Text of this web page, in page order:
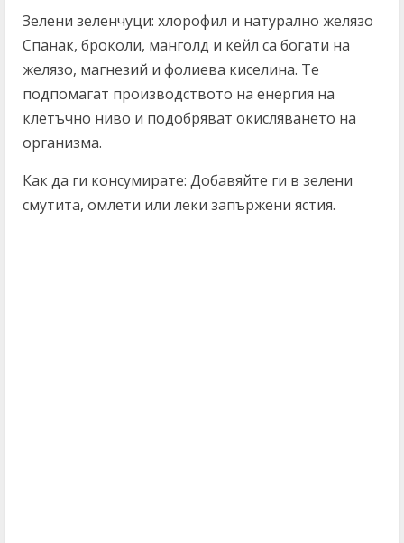
Зелени зеленчуци: хлорофил и натурално желязо
Спанак, броколи, манголд и кейл са богати на
желязо, магнезий и фолиева киселина. Те
подпомагат производството на енергия на
клетъчно ниво и подобряват окисляването на
организма.
Как да ги консумирате: Добавяйте ги в зелени
смутита, омлети или леки запържени ястия.